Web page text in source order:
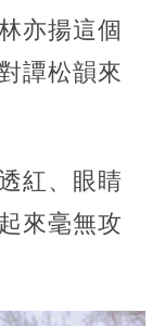
亦揚這個
譚松韻來
紅、眼睛
來毫無攻